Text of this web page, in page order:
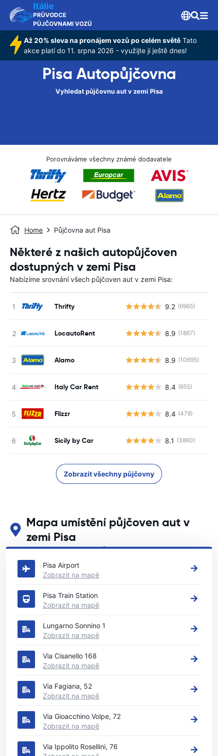
Itálie
PRŮVODCE
PŮJČOVNAMI VOZŮ
Až 20% sleva na pronájem vozů po celém světě Tato
akce platí do 11. srpna 2026 - využijte ji ještě dnes!
Pisa Autopůjčovna
Vyhledat půjčovnu aut v zemi Pisa
Porovnáváme všechny známé dodavatele
Home Půjčovna aut Pisa
Některé z našich autopůjčoven
dostupných v zemi Pisa
Nabízíme srovnání všech půjčoven aut v zemi Pisa:
Thrifty 9.2 (6965)
LocautoRent 8.9 (1867)
Alamo 8.9 (10695)
Italy Car Rent 8.4 (655)
Flizzr 8.4 (479)
Sicily by Car 8.1 (3860)
Zobrazit všechny půjčovny
Mapa umístění půjčoven aut v
zemi Pisa
Podívejte se na naše hlavní půjčovny aut v zemi Pisa
Pisa Airport
Zobrazit na mapě
Pisa Train Station
Zobrazit na mapě
Lungarno Sonnino 1
Zobrazit na mapě
Via Cisanello 168
Zobrazit na mapě
Via Fagiana, 52
Zobrazit na mapě
Via Gioacchino Volpe, 72
Zobrazit na mapě
Via Ippolito Rosellini, 76